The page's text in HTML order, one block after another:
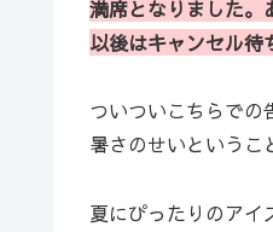
満席となりました。
以後はキャンセル待
ついついこちらでの
暑さのせいという
夏にぴったりのアイ